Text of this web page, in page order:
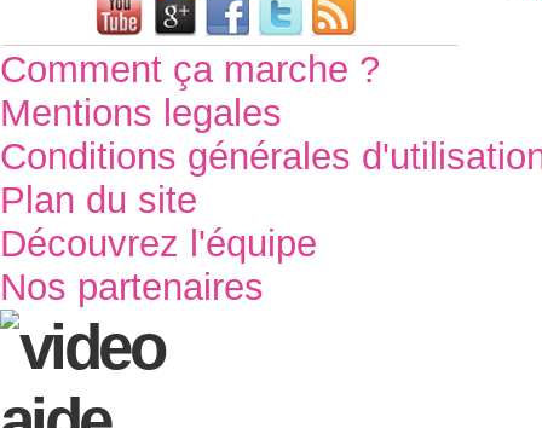
Comment ça marche ?
Mentions legales
Conditions générales
Plan du site
Découvrez l'équipe
Nos partenaires